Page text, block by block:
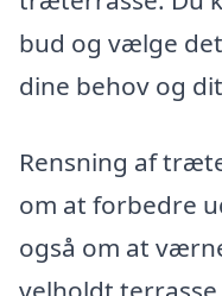
bud og vælge
dine behov og
Rensning af
om at forbedre
også om at